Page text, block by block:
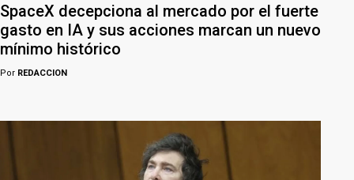
SpaceX decepciona al mercado por el fuerte
gasto en IA y sus acciones marcan un nuevo
mínimo histórico
Por REDACCION